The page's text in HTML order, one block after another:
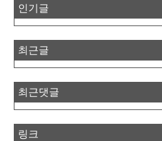
인기글
최근글
최근댓글
링크